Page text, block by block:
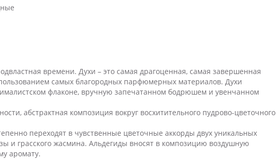
времени. Духи – это самая драгоценная, самая завершенная
самых благородных парфюмерных материалов. Духи
флаконе, вручную запечатанном бодрюшем и увенчанном
абстрактная композиция вокруг восхитительного пудрово-цветочного
переходят в чувственные цветочные аккорды двух уникальных
и грасского жасмина. Альдегиды вносят в композицию воздушную
аромату.